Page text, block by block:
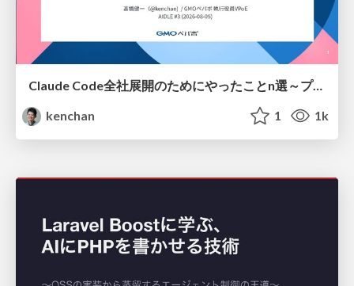
Claude Code全社展開のためにやったことn選～プラグイン302個・コミッター271人を支えるために～
kenchan
1 1k